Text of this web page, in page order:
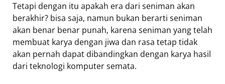
Tetapi dengan itu apakah era dari seniman akan
berakhir? bisa saja, namun bukan berarti seniman
akan benar benar punah, karena seniman yang telah
membuat karya dengan jiwa dan rasa tetap tidak
akan pernah dapat dibandingkan dengan karya hasil
dari teknologi komputer semata.